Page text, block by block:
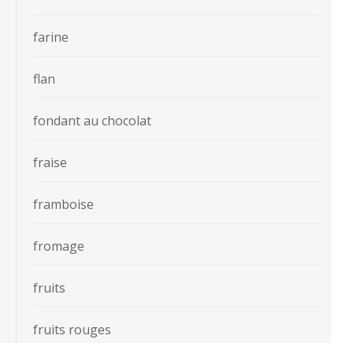
farine
flan
fondant au chocolat
fraise
framboise
fromage
fruits
fruits rouges